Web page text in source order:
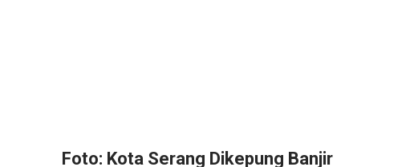
Foto: Kota Serang Dikepung Banjir